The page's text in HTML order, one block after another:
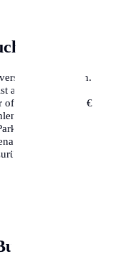
Zonen.
auf 2-3 Stunden
oft zwischen 1,50 €
dringend die
oder
abrechnen
musst,